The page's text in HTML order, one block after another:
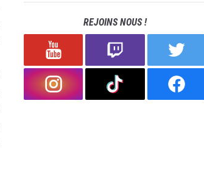
REJOINS NOUS !